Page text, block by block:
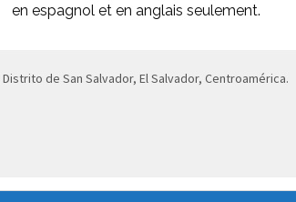
en espagnol et en anglais seulement.
de San Salvador, El Salvador, Centroamérica.